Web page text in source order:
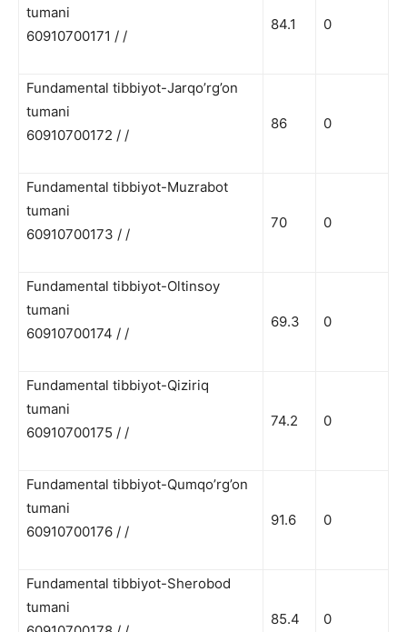
tumani
60910700171 / /
84.1 0
Fundamental tibbiyot-Jarqo’rg’on
tumani
60910700172 / /
86 0
Fundamental tibbiyot-Muzrabot
tumani
60910700173 / /
70 0
Fundamental tibbiyot-Oltinsoy
tumani
60910700174 / /
69.3 0
Fundamental tibbiyot-Qiziriq
tumani
60910700175 / /
74.2 0
Fundamental tibbiyot-Qumqo’rg’on
tumani
60910700176 / /
91.6 0
Fundamental tibbiyot-Sherobod
tumani
85.4 0